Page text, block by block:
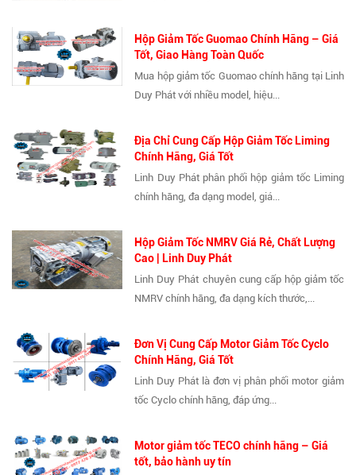
Hộp Giảm Tốc Guomao Chính Hãng – Giá
Tốt, Giao Hàng Toàn Quốc
Mua hộp giảm tốc Guomao chính hãng tại Linh
Duy Phát với nhiều model, hiệu...
Địa Chỉ Cung Cấp Hộp Giảm Tốc Liming
Chính Hãng, Giá Tốt
Linh Duy Phát phân phối hộp giảm tốc Liming
chính hãng, đa dạng model, giá...
Hộp Giảm Tốc NMRV Giá Rẻ, Chất Lượng
Cao | Linh Duy Phát
Linh Duy Phát chuyên cung cấp hộp giảm tốc
NMRV chính hãng, đa dạng kích thước,...
Đơn Vị Cung Cấp Motor Giảm Tốc Cyclo
Chính Hãng, Giá Tốt
Linh Duy Phát là đơn vị phân phối motor giảm
tốc Cyclo chính hãng, đáp ứng...
Motor giảm tốc TECO chính hãng – Giá
tốt, bảo hành uy tín